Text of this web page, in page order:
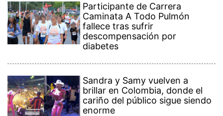
Participante de Carrera
Caminata A Todo Pulmón
fallece tras sufrir
descompensación por
diabetes
Sandra y Samy vuelven a
brillar en Colombia, donde el
cariño del público sigue siendo
enorme